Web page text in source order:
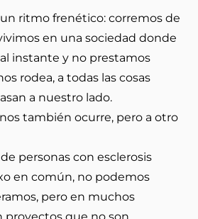
ritmo frenético: corremos de
en una sociedad donde
instante y no prestamos
rodea, a todas las cosas
a nuestro lado.
también ocurre, pero a otro
personas con esclerosis
en común, no podemos
pero en muchos